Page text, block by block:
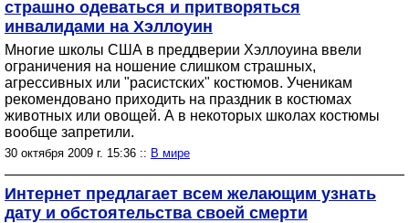
страшно одеваться и притворяться
инвалидами на Хэллоуин
Многие школы США в преддверии Хэллоуина ввели
ограничения на ношение слишком страшных,
агрессивных или "расистских" костюмов. Ученикам
рекомендовано приходить на праздник в костюмах
животных или овощей. А в некоторых школах костюмы
вообще запретили.
30 октября 2009 г. 15:36 :: В мире
Интернет предлагает всем желающим узнать
дату и обстоятельства своей смерти